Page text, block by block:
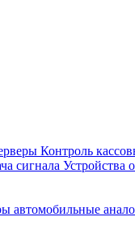
Контроль
сигнала Устройства
автомобильные